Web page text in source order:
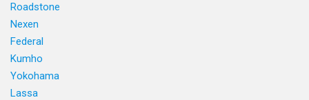
Roadstone
Nexen
Federal
Kumho
Yokohama
Lassa